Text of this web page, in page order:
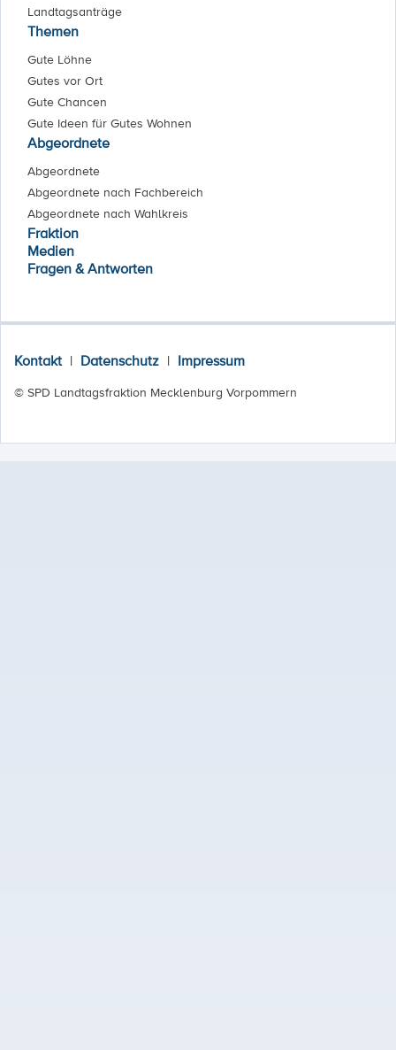
Landtagsanträge
Themen
Gute Löhne
Gutes vor Ort
Gute Chancen
Gute Ideen für Gutes Wohnen
Abgeordnete
Abgeordnete
Abgeordnete nach Fachbereich
Abgeordnete nach Wahlkreis
Fraktion
Medien
Fragen & Antworten
Kontakt | Datenschutz | Impressum
© SPD Landtagsfraktion Mecklenburg Vorpommern